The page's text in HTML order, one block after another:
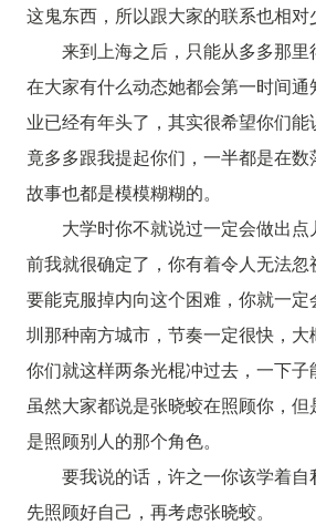
这鬼东西，所以跟大家的联系也相对
来到上海之后，只能从多多那
在大家有什么动态她都会第一时间
业已经有年头了，其实很希望你们
竟多多跟我提起你们，一半都是在
故事也都是模模糊糊的。
大学时你不就说过一定会做出
前我就很确定了，你有着令人无法忽
要能克服掉内向这个困难，你就一
圳那种南方城市，节奏一定很快，大
你们就这样两条光棍冲过去，一下
虽然大家都说是张晓蛟在照顾你，
是照顾别人的那个角色。
要我说的话，许之一你该学着
先照顾好自己，再考虑张晓蛟。